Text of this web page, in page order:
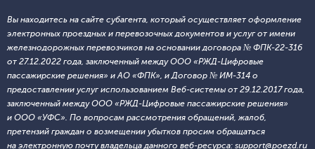
Вы находитесь на сайте субагента, который осуществляет оформление
электронных проездных и перевозочных документов и услуг от имени
железнодорожных перевозчиков на основании договора № ФПК-22-316
от 27.12.2022 года, заключенный между ООО «РЖД-Цифровые
пассажирские решения» и АО «ФПК», и Договор № ИМ-314 о
предоставлении услуг использованием Веб-системы от 29.12.2017 года,
заключенный между ООО «РЖД-Цифровые пассажирские решения»
и ООО «УФС». По вопросам рассмотрения обращений, жалоб,
претензий граждан о возмещении убытков просим обращаться
на электронную почту владельца данного веб-ресурса: support@poezd.ru